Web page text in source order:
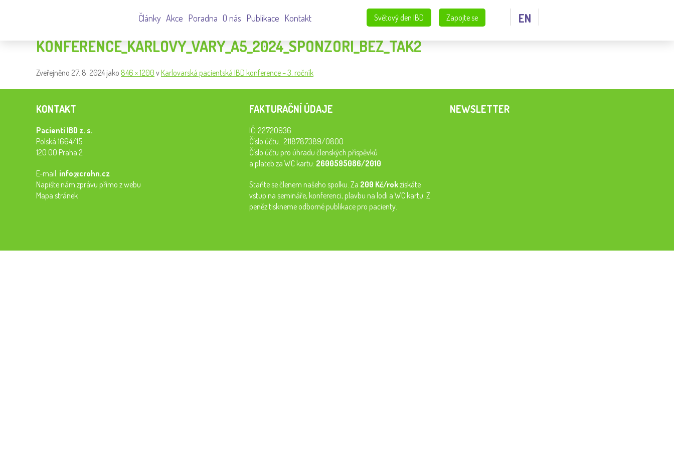
EN
Zapojte se
Světový den IBD
Články Akce Poradna O nás Publikace Kontakt
KONFERENCE_KARLOVY_VARY_A5_2024_SPONZORI_BEZ_TAK2
Zveřejněno 27. 8. 2024 jako 846 × 1200 v Karlovarská pacientská IBD konference – 3. ročník
KONTAKT
Pacienti IBD z. s.
Polská 1664/15
120 00 Praha 2
E-mail: info@crohn.cz
Napište nám zprávu přímo z webu
Mapa stránek
FAKTURAČNÍ ÚDAJE
IČ: 22720936
Číslo účtu.: 2118787389/0800
Číslo účtu pro úhradu členských příspěvků
a plateb za WC kartu: 2600595086/2010
Staňte se členem našeho spolku. Za 200 Kč/rokzískáte
vstup na semináře, konferenci, plavbu na lodi a WC kartu. Z
peněz tiskneme odborné publikace pro pacienty.
NEWSLETTER